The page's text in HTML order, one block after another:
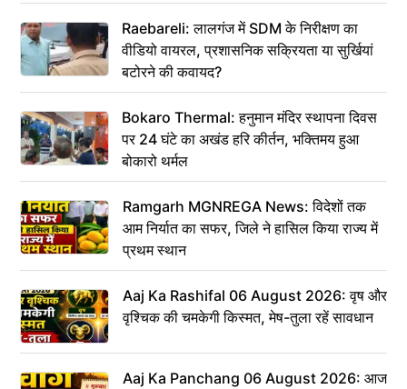
Raebareli: लालगंज में SDM के निरीक्षण का
वीडियो वायरल, प्रशासनिक सक्रियता या सुर्खियां
बटोरने की कवायद?
Bokaro Thermal: हनुमान मंदिर स्थापना दिवस
पर 24 घंटे का अखंड हरि कीर्तन, भक्तिमय हुआ
बोकारो थर्मल
Ramgarh MGNREGA News: विदेशों तक
आम निर्यात का सफर, जिले ने हासिल किया राज्य में
प्रथम स्थान
Aaj Ka Rashifal 06 August 2026: वृष और
वृश्चिक की चमकेगी किस्मत, मेष-तुला रहें सावधान
Aaj Ka Panchang 06 August 2026: आज